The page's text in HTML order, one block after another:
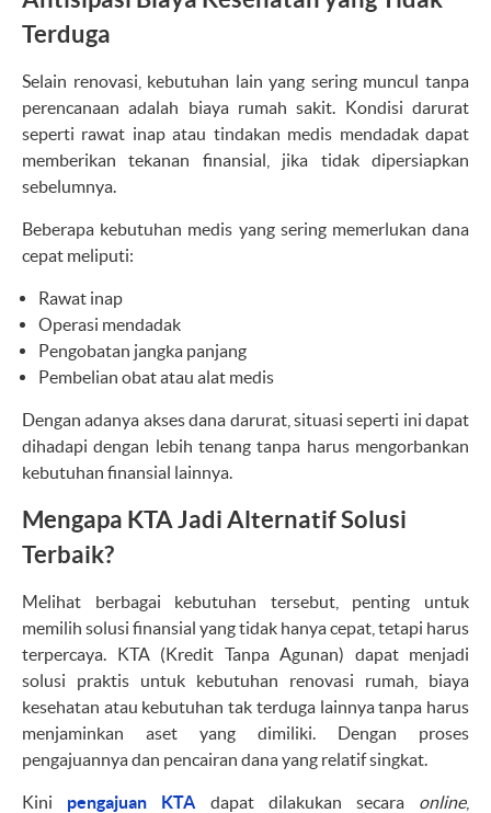
Terduga
Selain renovasi, kebutuhan lain yang sering muncul tanpa
perencanaan adalah biaya rumah sakit. Kondisi darurat
seperti rawat inap atau tindakan medis mendadak dapat
memberikan tekanan finansial, jika tidak dipersiapkan
sebelumnya.
Beberapa kebutuhan medis yang sering memerlukan dana
cepat meliputi:
Rawat inap
Operasi mendadak
Pengobatan jangka panjang
Pembelian obat atau alat medis
Dengan adanya akses dana darurat, situasi seperti ini dapat
dihadapi dengan lebih tenang tanpa harus mengorbankan
kebutuhan finansial lainnya.
Mengapa KTA Jadi Alternatif Solusi
Terbaik?
Melihat berbagai kebutuhan tersebut, penting untuk
memilih solusi finansial yang tidak hanya cepat, tetapi harus
terpercaya. KTA (Kredit Tanpa Agunan) dapat menjadi
solusi praktis untuk kebutuhan renovasi rumah, biaya
kesehatan atau kebutuhan tak terduga lainnya tanpa harus
menjaminkan aset yang dimiliki. Dengan proses
pengajuannya dan pencairan dana yang relatif singkat.
Kini pengajuan KTA dapat dilakukan secara online,